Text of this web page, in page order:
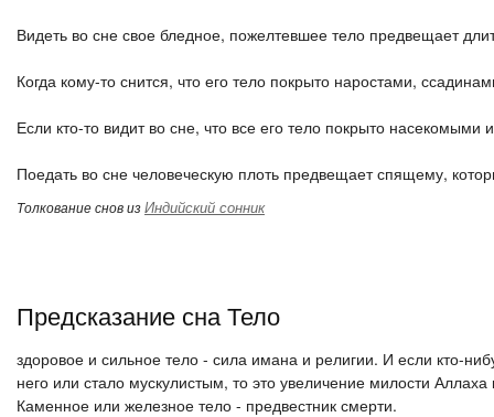
Видеть во сне свое бледное, пожелтевшее тело предвещает
Когда кому-то снится, что его тело покрыто наростами,
Если кто-то видит во сне, что все его тело покрыто
Поедать во сне человеческую плоть предвещает спящему,
Толкование снов изИндийский сонник
Предсказание сна Тело
здоровое и сильное тело - сила имана и религии. И если кто-
него или стало мускулистым, то это увеличение милости
Каменное или железное тело - предвестник смерти.